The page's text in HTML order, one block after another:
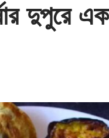
এক